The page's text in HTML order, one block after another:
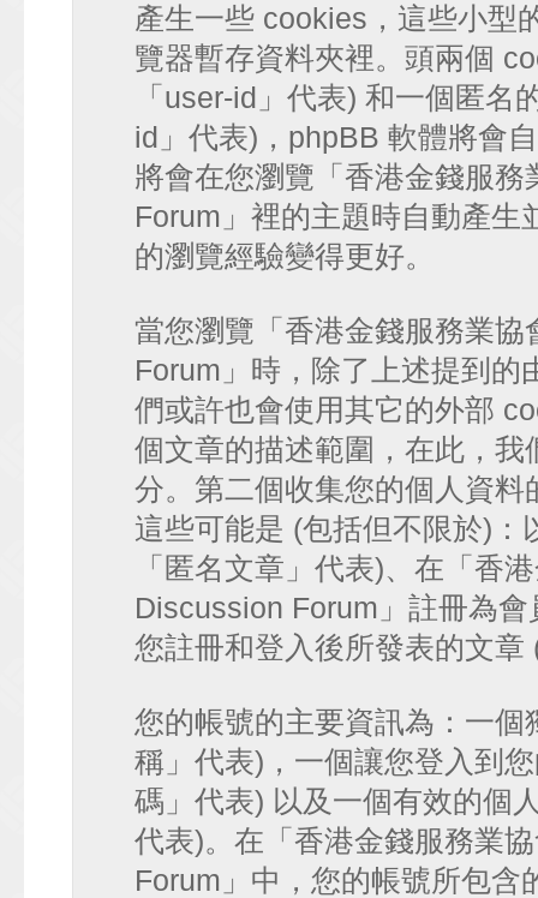
產生一些 cookies，這些小型
覽器暫存資料夾裡。頭兩個
「user-id」代表) 和一個匿
id」代表)，phpBB 軟體將會
將會在您瀏覽「香港金錢服
Forum」裡的主題時自動產生
的瀏覽經驗變得更好。
當您瀏覽「香港金錢服務業
Forum」時，除了上述提到
們或許也會使用其它的外部
個文章的描述範圍，在此，
分。第二個收集您的個人資
這些可能是 (包括但不限於)
「匿名文章」代表)、在「香
Discussion Forum」註冊為
您註冊和登入後所發表的文
您的帳號的主要資訊為：一
稱」代表)，一個讓您登入到
碼」代表) 以及一個有效的個
代表)。在「香港金錢服務業
Forum」中，您的帳號所包含